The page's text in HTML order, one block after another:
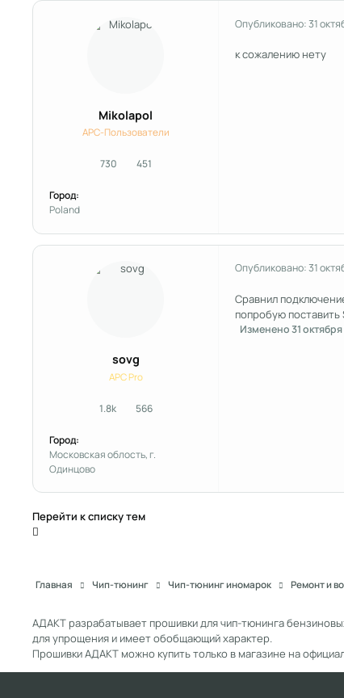
Mikolapol
APC-Пользователи
730сообщения
451Репутация
Город:
Poland
Опубликовано:31
к сожалению нету
sovg
APC Pro
1.8kсообщения
566Репутация
Город:
Московская облость, г.
Одинцово
Опубликовано:31
Сравнил
попробую
Изменено31
Перейти к списку тем
Главная Чип-тюнинг Чип-тюнинг иномарок Ремонт и
АДАКТ разрабатывает прошивки для чип-тюнинга
для упрощения и имеет обобщающий характер.
Прошивки АДАКТ можно купить только в магазине на